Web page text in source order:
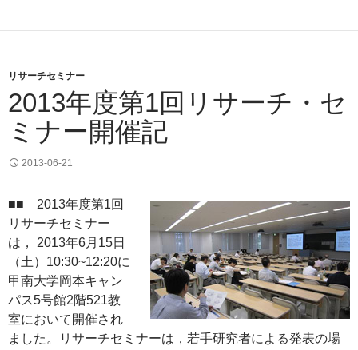
リサーチセミナー
2013年度第1回リサーチ・セ
ミナー開催記
2013-06-21
■■ 2013年度第1回
リサーチセミナー
は， 2013年6月15日
（土）10:30~12:20に
甲南大学岡本キャン
パス5号館2階521教
室において開催され
ました。リサーチセミナーは，若手研究者による発表の場